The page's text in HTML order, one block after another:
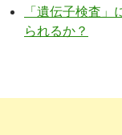
「遺伝子検査
られるか？